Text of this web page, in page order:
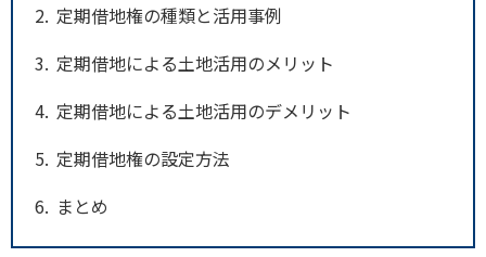
2 定期借地権の種類と活用事例
3 定期借地による土地活用のメリット
4 定期借地による土地活用のデメリット
5 定期借地権の設定方法
6
まとめ